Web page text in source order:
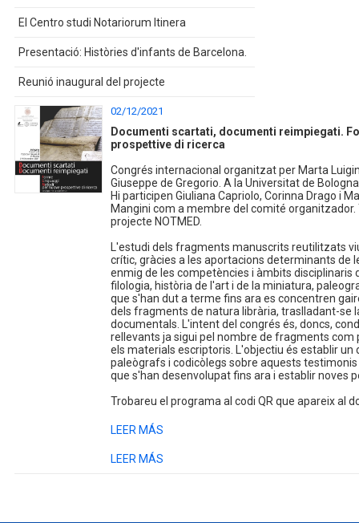
El Centro studi Notariorum Itinera
Presentació: Històries d'infants de Barcelona.
Reunió inaugural del projecte
02/12/2021
Documenti scartati, documenti reimpiegati.
prospettive di ricerca
Congrés internacional organitzat per Marta
Giuseppe de Gregorio. A la Universitat de
Hi participen Giuliana Capriolo, Corinna Drago i
Mangini com a membre del comité
projecte NOTMED.
L'estudi dels fragments manuscrits reutilitzats
crític, gràcies a les aportacions determinants de
enmig de les competències i àmbits disciplinaris
filologia, història de l'art i de la miniatura,
que s'han dut a terme fins ara es concentren
dels fragments de natura librària, traslladant-se
documentals. L'intent del congrés és, doncs,
rellevants ja sigui pel nombre de fragments
els materials escriptoris. L'objectiu és establir
paleògrafs i codicòlegs sobre aquests
que s'han desenvolupat fins ara i establir noves
Trobareu el programa al codi QR que apareix al
LEER MÁS
LEER MÁS